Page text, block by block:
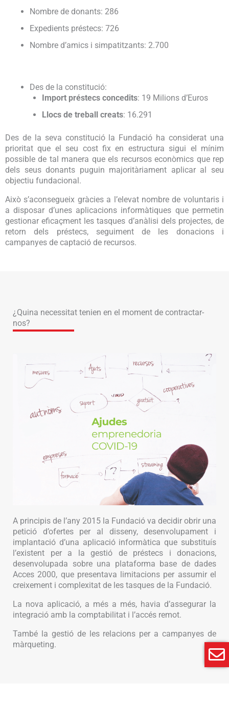
Nombre de donants: 286
Expedients préstecs: 726
Nombre d’amics i simpatitzants: 2.700
Des de la constitució:
Import préstecs concedits: 19 Milions d’Euros
Llocs de treball creats: 16.291
Des de la seva constitució la Fundació ha considerat una
prioritat que el seu cost fix en estructura sigui el mínim
possible de tal manera que els recursos econòmics que rep
dels seus donants puguin majoritàriament aplicar al seu
objectiu fundacional.
Això s’aconsegueix gràcies a l’elevat nombre de voluntaris i
a disposar d’unes aplicacions informàtiques que permetin
gestionar eficaçment les tasques d’anàlisi dels projectes, de
retorn dels préstecs, seguiment de les donacions i
campanyes de captació de recursos.
¿Quina necessitat tenien en el moment de contractar-
nos?
A principis de l’any 2015 la Fundació va decidir obrir una
petició d’ofertes per al disseny, desenvolupament i
implantació d’una aplicació informàtica que substituís
l’existent per a la gestió de préstecs i donacions,
desenvolupada sobre una plataforma base de dades
Acces 2000, que presentava limitacions per assumir el
creixement i complexitat de les tasques de la Fundació.
La nova aplicació, a més a més, havia d’assegurar la
integració amb la comptabilitat i l’accés remot.
També la gestió de les relacions per a campanyes de
màrqueting.